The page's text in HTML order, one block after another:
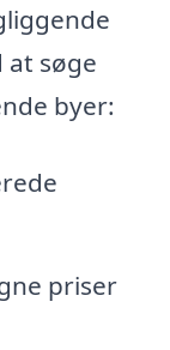
at søge
byer:
priser